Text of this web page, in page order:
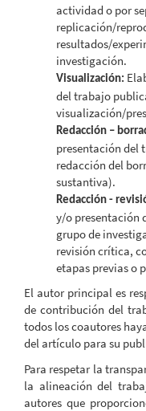
actividad o por
replicación/
resultados/
investigación.
Visualización:
del trabajo
visualización/
Redacción –
presentación del
redacción del
sustantiva).
Redacción -
y/o presentación
grupo de
revisión crítica,
etapas previas o
El autor principal es
de contribución del
todos los coautores
del artículo para su
Para respetar la
la alineación del
autores que